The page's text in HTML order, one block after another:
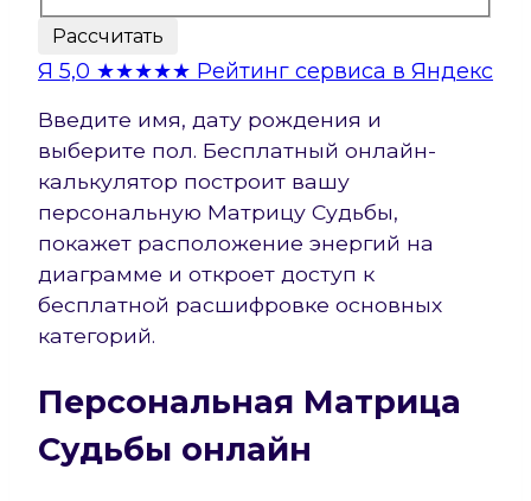
Рассчитать
Я 5,0 ★★★★★ Рейтинг сервиса в Яндекс
Введите имя, дату рождения и
выберите пол. Бесплатный онлайн-
калькулятор построит вашу
персональную Матрицу Судьбы,
покажет расположение энергий на
диаграмме и откроет доступ к
бесплатной расшифровке основных
категорий.
Персональная Матрица
Судьбы онлайн